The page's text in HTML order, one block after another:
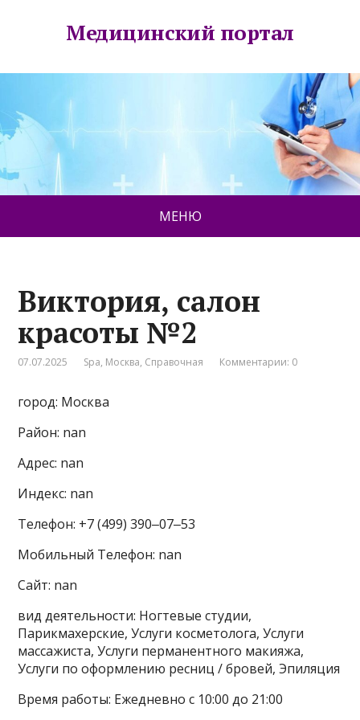
Медицинский портал
МЕНЮ
Виктория, салон
красоты №2
07.07.2025 Spa, Москва, Справочная Комментарии: 0
город: Москва
Район: nan
Адрес: nan
Индекс: nan
Телефон: +7 (499) 390‒07‒53
Мобильный Телефон: nan
Сайт: nan
вид деятельности: Ногтевые студии,
Парикмахерские, Услуги косметолога, Услуги
массажиста, Услуги перманентного макияжа,
Услуги по оформлению ресниц / бровей, Эпиляция
Время работы: Ежедневно с 10:00 до 21:00